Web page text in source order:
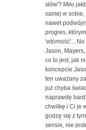
słów'? Miło
samej w sobie,
nawet
progres,
'wtórność'... No
Jason, Mayers,
co to jest, jak
koncepcie
ten uważany
już chyba
naprawdę
chwilkę i Ci je
godzę się z
sensie, nie